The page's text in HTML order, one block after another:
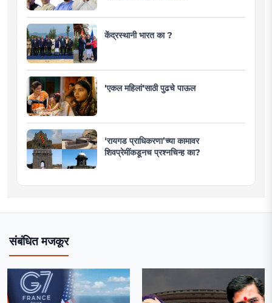
केंद्रस्थानी भारत का ?
'एकल महिलां'साठी पुढचे पाऊल
‘रायगड प्राधिकरणा’च्या कामावर
शिवप्रेमींकडूनच प्रश्नचिन्ह का?
संबंधित मजकूर